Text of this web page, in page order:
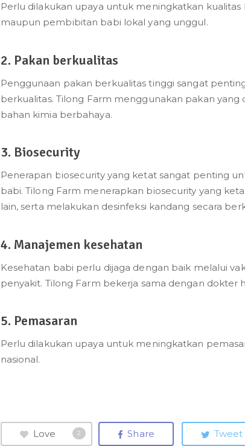
Perlu dilakukan upaya untuk meningkatkan
maupun pembibitan babi lokal yang unggul.
2. Pakan berkualitas
Penggunaan pakan berkualitas tinggi sangat
berkualitas. Tilong Farm menggunakan pakan
bahan kimia berbahaya.
3. Biosecurity
Penerapan biosecurity yang ketat sangat penting
babi. Tilong Farm menerapkan biosecurity yang
lain, serta melakukan desinfeksi kandang secara
4. Manajemen kesehatan
Kesehatan babi perlu dijaga dengan baik melalui
penyakit. Tilong Farm bekerja sama dengan
5. Pemasaran
Perlu dilakukan upaya untuk meningkatkan
nasional.
Love 2 Share Tweet